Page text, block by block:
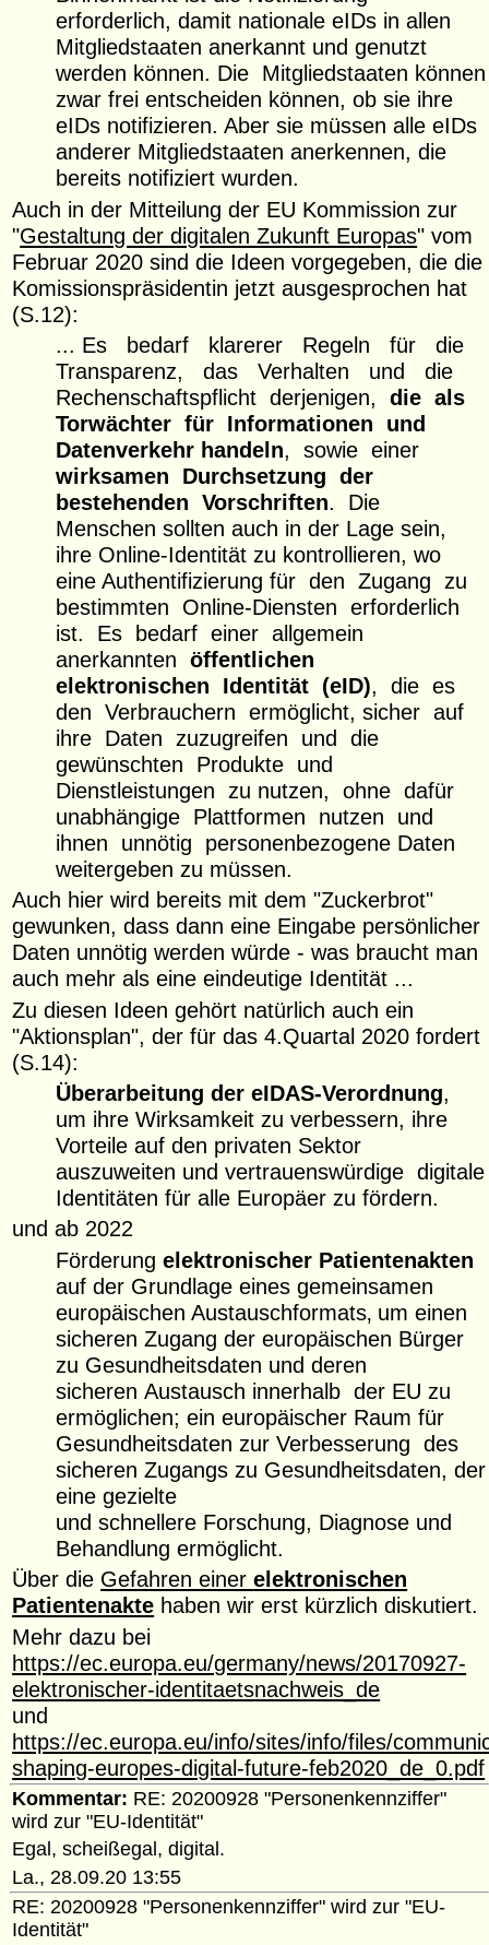
erforderlich, damit nationale eIDs in allen
Mitgliedstaaten anerkannt und genutzt
werden können. Die Mitgliedstaaten können
zwar frei entscheiden können, ob sie ihre
eIDs notifizieren. Aber sie müssen alle eIDs
anderer Mitgliedstaaten anerkennen, die
bereits notifiziert wurden.
Auch in der Mitteilung der EU Kommission zur
"Gestaltung der digitalen Zukunft Europas" vom
Februar 2020 sind die Ideen vorgegeben, die die
Komissionspräsidentin jetzt ausgesprochen hat
(S.12):
... Es bedarf klarerer Regeln für die
Transparenz, das Verhalten und die
Rechenschaftspflicht derjenigen,die als
Torwächter für Informationen und
Datenverkehr handeln, sowie einer
wirksamen Durchsetzung der
bestehenden Vorschriften. Die
Menschen sollten auch in der Lage sein,
ihre Online-Identität zu kontrollieren, wo
eine Authentifizierung für den Zugang zu
bestimmten Online-Diensten erforderlich
ist. Es bedarf einer allgemein
anerkanntenöffentlichen
elektronischen Identität (eID), die es
den Verbrauchern ermöglicht, sicher auf
ihre Daten zuzugreifen und die
gewünschten Produkte und
Dienstleistungen zu nutzen, ohne dafür
unabhängige Plattformen nutzen und
ihnen unnötig personenbezogene Daten
weitergeben zu müssen.
Auch hier wird bereits mit dem "Zuckerbrot"
gewunken, dass dann eine Eingabe persönlicher
Daten unnötig werden würde - was braucht man
auch mehr als eine eindeutige Identität ...
Zu diesen Ideen gehört natürlich auch ein
"Aktionsplan", der für das 4.Quartal 2020 fordert
(S.14):
Überarbeitung der eIDAS-Verordnung,
um ihre Wirksamkeit zu verbessern, ihre
Vorteile auf den privaten Sektor
auszuweiten und vertrauenswürdige digitale
Identitäten für alle Europäer zu fördern.
und ab 2022
Förderungelektronischer Patientenakten
auf der Grundlage eines gemeinsamen
europäischen Austauschformats‚ um einen
sicheren Zugang der europäischen Bürger
zu Gesundheitsdaten und deren
sicheren Austausch innerhalb der EU zu
ermöglichen; ein europäischer Raum für
Gesundheitsdaten zur Verbesserung des
sicheren Zugangs zu Gesundheitsdaten, der
eine gezielte
und schnellere Forschung, Diagnose und
Behandlung ermöglicht.
Über die Gefahren einerelektronischen
Patientenakte haben wir erst kürzlich diskutiert.
Mehr dazu bei
https://ec.europa.eu/germany/news/20170927-
elektronischer-identitaetsnachweis_de
und
https://ec.europa.eu/info/sites/info/files/
shaping-europes-digital-future-feb2020_de_0.pdf
Kommentar: RE: 20200928 "Personenkennziffer"
wird zur "EU-Identität"
Egal, scheißegal, digital.
La., 28.09.20 13:55
RE: 20200928 "Personenkennziffer" wird zur "EU-
Identität"